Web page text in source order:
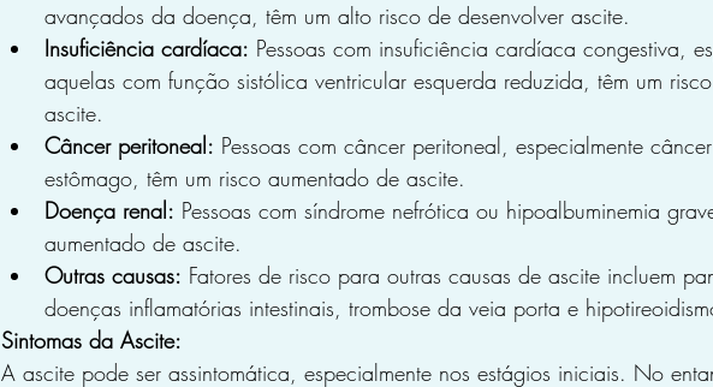
avançados da doença, têm um alto risco de desenvolver ascite.
Insuficiência cardíaca: Pessoas com insuficiência cardíaca congestiva,
aquelas com função sistólica ventricular esquerda reduzida, têm um
ascite.
Câncer peritoneal: Pessoas com câncer peritoneal, especialmente
estômago, têm um risco aumentado de ascite.
Doença renal: Pessoas com síndrome nefrótica ou hipoalbuminemia
aumentado de ascite.
Outras causas: Fatores de risco para outras causas de ascite incluem
doenças inflamatórias intestinais, trombose da veia porta e
Sintomas da Ascite:
A ascite pode ser assintomática, especialmente nos estágios iniciais. No